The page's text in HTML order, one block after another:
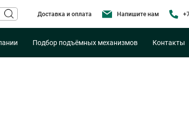
Доставка и оплата Напишите нам
Подбор подъёмных механизмов Контакты